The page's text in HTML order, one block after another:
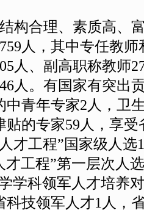
构合理、素质高、
人，其中专任教
人、副高职称教师
人。有国家有突出
中青年专家2人，卫
贴的专家59人，享
才工程”国家级人
才工程”第一层次人
学科领军人才培养
科技领军人才1人，